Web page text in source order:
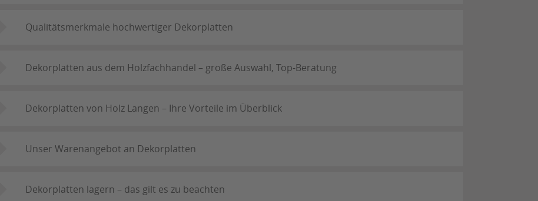
Qualitätsmerkmale hochwertiger Dekorplatten
Dekorplatten aus dem Holzfachhandel – große Auswahl, Top-Beratung
Dekorplatten von Holz Langen – Ihre Vorteile im Überblick
Unser Warenangebot an Dekorplatten
Dekorplatten lagern – das gilt es zu beachten